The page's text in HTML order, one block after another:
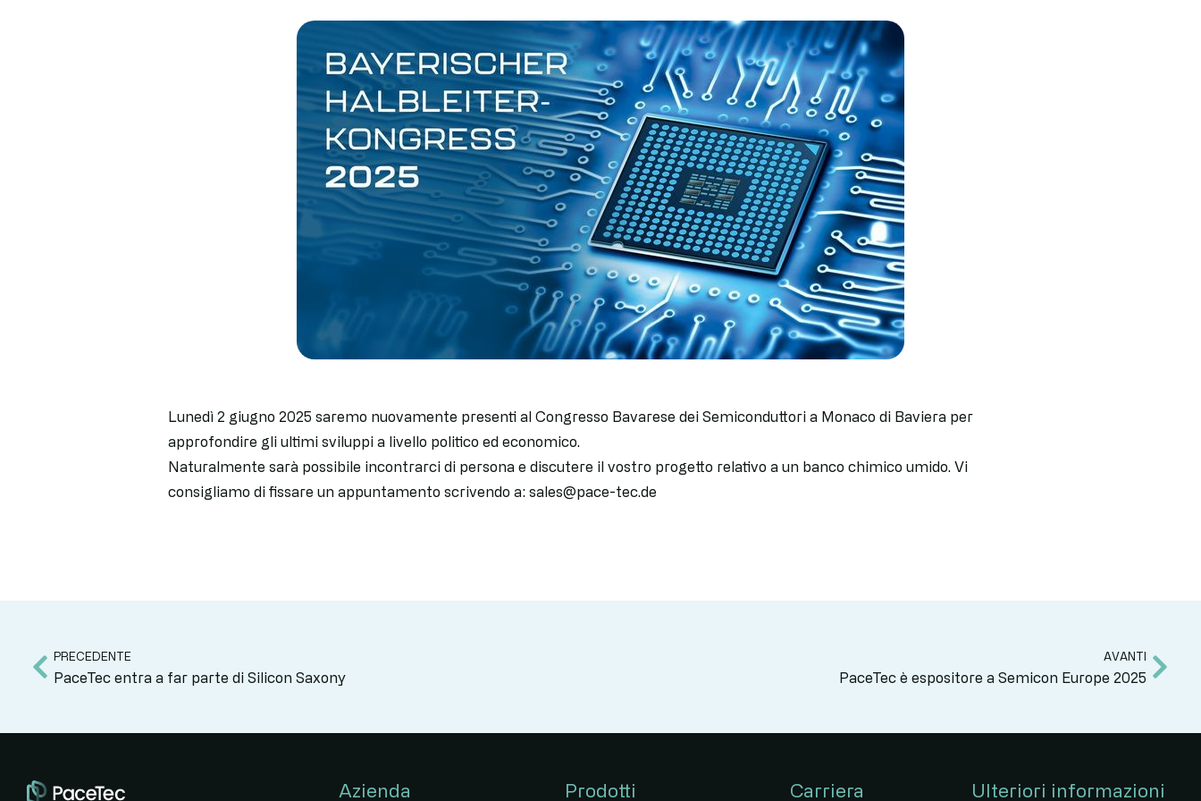
Lunedì 2 giugno 2025 saremo nuovamente presenti al Congresso Bavarese dei Semiconduttori a Monaco di Baviera per
approfondire gli ultimi sviluppi a livello politico ed economico.
Naturalmente sarà possibile incontrarci di persona e discutere il vostro progetto relativo a un banco chimico umido. Vi
consigliamo di fissare un appuntamento scrivendo a: sales@pace-tec.de
PRECEDENTE
PaceTec entra a far parte di Silicon Saxony
AVANTI
PaceTec è espositore a Semicon Europe 2025
Azienda Prodotti Carriera Ulteriori informazioni